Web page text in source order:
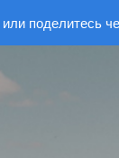
или поделитесь